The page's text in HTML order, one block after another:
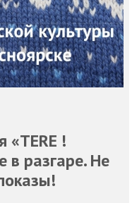
«TERE !
разгаре. Не